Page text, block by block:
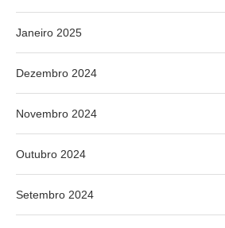
Janeiro 2025
Dezembro 2024
Novembro 2024
Outubro 2024
Setembro 2024